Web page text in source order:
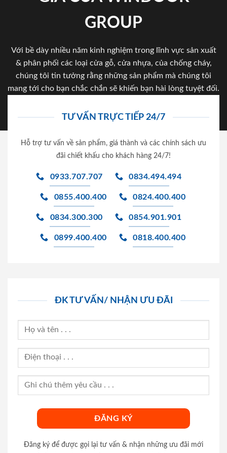
GROUP
Với bề dày nhiều năm kinh nghiệm trong lĩnh vực sản xuất
& phân phối các loại cửa gỗ, cửa nhựa, của chống cháy,
chúng tôi tin tưởng rằng những sản phẩm mà chúng tôi
mang tới cho bạn chắc chắn sẽ khiến bạn hài lòng tuyệt đối.
TƯ VẤN TRỰC TIẾP 24/7
Hỗ trợ tư vấn về sản phẩm, giá thành và các chính sách ưu
đãi chiết khấu cho khách hàng 24/7!
0933.707.707 0834.494.494
0855.400.400 0824.400.400
0834.300.300 0854.901.901
0899.400.400 0818.400.400
ĐK TƯ VẤN/ NHẬN ƯU ĐÃI
Đăng ký để được gọi lại tư vấn & nhận những ưu đãi mới